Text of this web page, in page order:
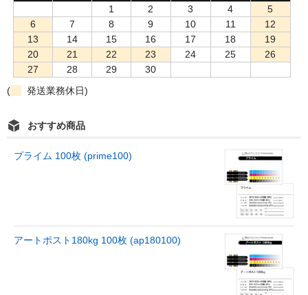
1
2 3 4
5
6
7 8 9 10 11
12
13
14 15 16 17 18
19
20
21 22 23 24 25
26
27
28 29
30
(
発送業務休日)
おすすめ商品
プライム 100枚 (prime100)
アートポスト180kg 100枚 (ap180100)